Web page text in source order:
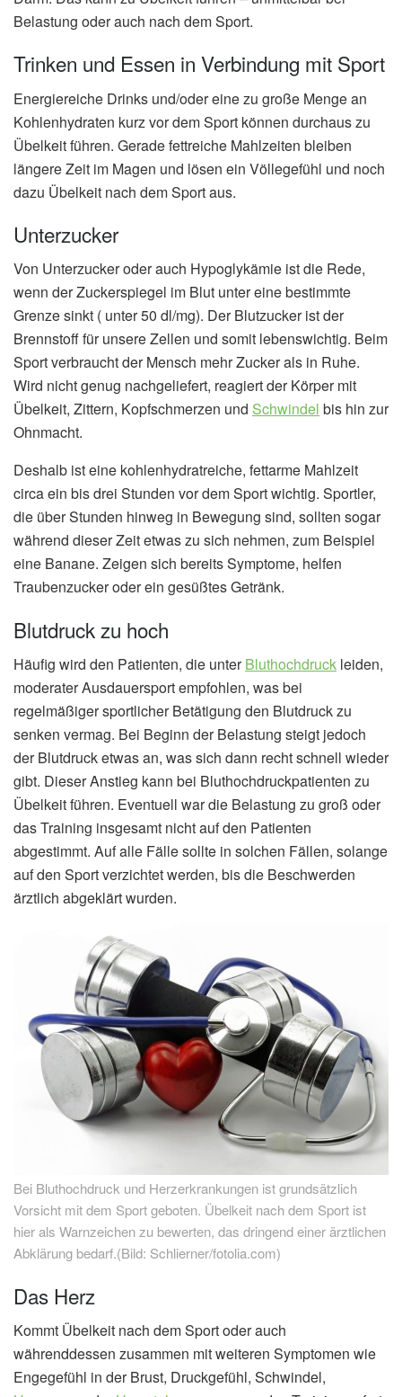
Belastung oder auch nach dem Sport.
Trinken und Essen in Verbindung mit Sport
Energiereiche Drinks und/oder eine zu große Menge an
Kohlenhydraten kurz vor dem Sport können durchaus zu
Übelkeit führen. Gerade fettreiche Mahlzeiten bleiben
längere Zeit im Magen und lösen ein Völlegefühl und noch
dazu Übelkeit nach dem Sport aus.
Unterzucker
Von Unterzucker oder auch Hypoglykämie ist die Rede,
wenn der Zuckerspiegel im Blut unter eine bestimmte
Grenze sinkt ( unter 50 dl/mg). Der Blutzucker ist der
Brennstoff für unsere Zellen und somit lebenswichtig. Beim
Sport verbraucht der Mensch mehr Zucker als in Ruhe.
Wird nicht genug nachgeliefert, reagiert der Körper mit
Übelkeit, Zittern, Kopfschmerzen und Schwindel bis hin zur
Ohnmacht.
Deshalb ist eine kohlenhydratreiche, fettarme Mahlzeit
circa ein bis drei Stunden vor dem Sport wichtig. Sportler,
die über Stunden hinweg in Bewegung sind, sollten sogar
während dieser Zeit etwas zu sich nehmen, zum Beispiel
eine Banane. Zeigen sich bereits Symptome, helfen
Traubenzucker oder ein gesüßtes Getränk.
Blutdruck zu hoch
Häufig wird den Patienten, die unterBluthochdruck leiden,
moderater Ausdauersport empfohlen, was bei
regelmäßiger sportlicher Betätigung den Blutdruck zu
senken vermag. Bei Beginn der Belastung steigt jedoch
der Blutdruck etwas an, was sich dann recht schnell wieder
gibt. Dieser Anstieg kann bei Bluthochdruckpatienten zu
Übelkeit führen. Eventuell war die Belastung zu groß oder
das Training insgesamt nicht auf den Patienten
abgestimmt. Auf alle Fälle sollte in solchen Fällen, solange
auf den Sport verzichtet werden, bis die Beschwerden
ärztlich abgeklärt wurden.
Bei Bluthochdruck und Herzerkrankungen ist grundsätzlich
Vorsicht mit dem Sport geboten. Übelkeit nach dem Sport ist
hier als Warnzeichen zu bewerten, das dringend einer ärztlichen
Abklärung bedarf.(Bild: Schlierner/fotolia.com)
Das Herz
Kommt Übelkeit nach dem Sport oder auch
währenddessen zusammen mit weiteren Symptomen wie
Engegefühl in der Brust, Druckgefühl, Schwindel,